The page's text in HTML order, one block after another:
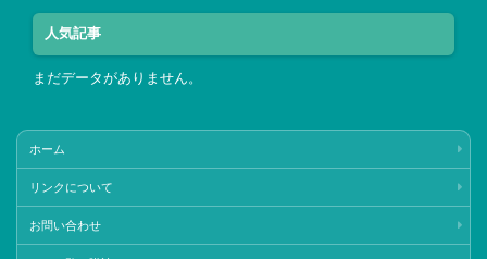
人気記事
まだデータがありません。
ホーム
リンクについて
お問い合わせ